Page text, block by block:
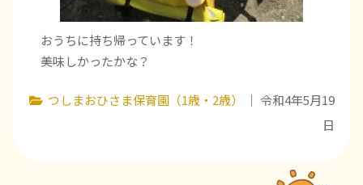
おうちに持ち帰っています！
美味しかったかな？
つしまおひさま保育園（1歳・2歳）
｜ 令和4年5月19
日